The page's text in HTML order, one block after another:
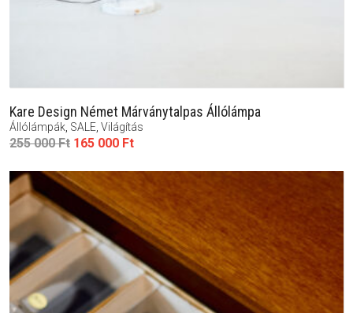
Kare Design Német Márványtalpas Állólámpa
Állólámpák SALE Világítás
255 000Ft Original
255
000 Ft.
165 000 FtCurrent
is:
165
000 Ft.